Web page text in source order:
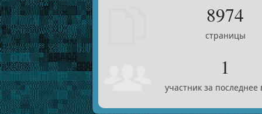
8974
страницы
1
участник за последнее